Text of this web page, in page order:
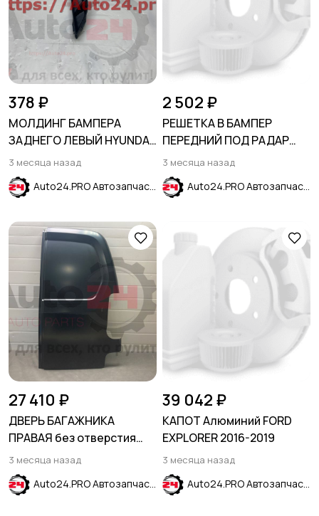
378 ₽
МОЛДИНГ БАМПЕРА
ЗАДНЕГО ЛЕВЫЙ HYUNDAI
SOLARIS II 2020-
(рестайлинг)
3 месяца назад
Auto24.PRO Автозапчасти
2 502 ₽
РЕШЕТКА В БАМПЕР
ПЕРЕДНИЙ ПОД РАДАР
HYUNDAI ELANTRA VII
(CN7) 2024-
3 месяца назад
Auto24.PRO Автозапчасти
27 410 ₽
ДВЕРЬ БАГАЖНИКА
ПРАВАЯ без отверстия
под стекло PEUGEOT
PARTNER TEPEE B9 2008-
3 месяца назад
Auto24.PRO Автозапчасти
39 042 ₽
КАПОТ Алюминий FORD
EXPLORER 2016-2019
3 месяца назад
Auto24.PRO Автозапчасти